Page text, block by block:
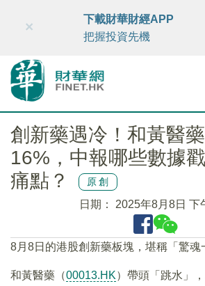
財華智庫網 FINTV FINMETA
×
下載財華財經APP
把握投資先機
創新藥遇冷！和黃醫
16%，中報哪些數據
痛點？
原創
日期： 2025年8月8日 下
8月8日的港股創新藥板塊，堪稱「驚魂
和黃醫藥（00013.HK）帶頭「跳水」